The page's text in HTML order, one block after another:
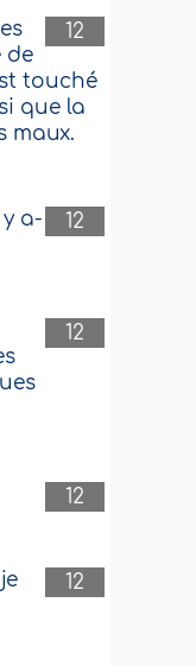
12
de
touché
que la
maux.
12
a-
12
12
12